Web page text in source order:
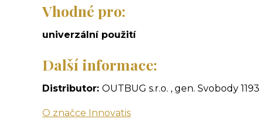
Vhodné pro:
univerzální použití
Další informace:
Distributor: OUTBUG s.r.o. , gen. Svobody
O značce Innovatis